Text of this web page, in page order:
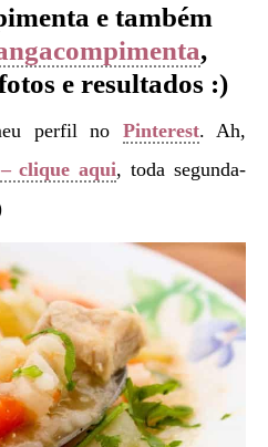
e também
,
e resultados :)
perfil no Pinterest. Ah,
clique aqui, toda segunda-